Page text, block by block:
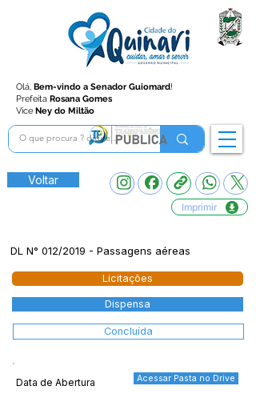
Olá, Bem-vindo a Senador Guiomard!
Prefeita Rosana Gomes
Vice Ney do Miltão
Voltar
Imprimir
DL N° 012/2019 - Passagens aéreas
Licitações
Dispensa
Concluída
Data de Abertura Acessar Pasta no Drive